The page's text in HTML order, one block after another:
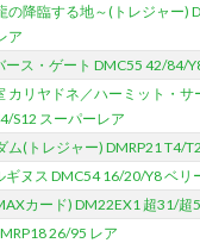
の降臨する地～(トレジャー)
ア
ース・ゲート DMC55 42/84/
カリヤドネ／ハーミット・サ
S12 スーパーレア
ム(トレジャー) DMRP21 T4/
ギヌス DMC54 16/20/Y8 ベリ
カード) DM22EX1 超31/超
26/95 レア